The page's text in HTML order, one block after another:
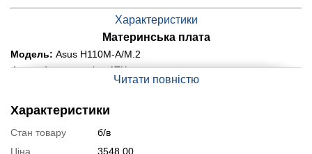
Характеристики
Материнська плата
Модель: Asus H110M-A/M.2
Форм-фактор:microATX
Кількість слотів пам'яті:
Чіпсет:Intel H110
Мережа:
Intel I219V
Читати повністю
Характеристики
Стан товару
б/в
Ціна
3548.00